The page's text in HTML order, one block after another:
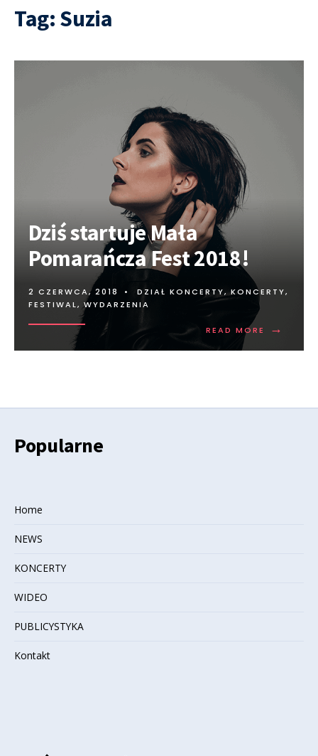
Tag: Suzia
Dziś startuje Mała
Pomarańcza Fest 2018!
2 CZERWCA, 2018 • DZIAŁ KONCERTY,KONCERTY,
FESTIWAL, WYDARZENIA
READ MORE →
Popularne
Home
NEWS
KONCERTY
WIDEO
PUBLICYSTYKA
Kontakt